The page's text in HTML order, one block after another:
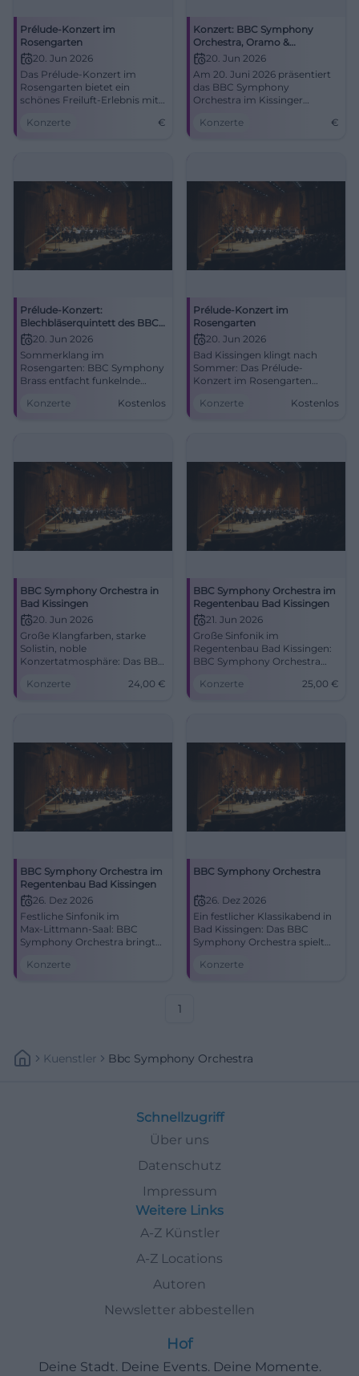
Prélude-Konzert im
Rosengarten
20. Jun 2026
Das Prélude-Konzert im
Rosengarten bietet ein
schönes Freiluft-Erlebnis mit
Orchestra. Eintritt frei.
Konzerte €
Konzert: BBC Symphony
Orchestra, Oramo &
Batiashvili
20. Jun 2026
Am 20. Juni 2026 präsentiert
das BBC Symphony
Orchestra im Kissinger
Konzert.
Konzerte €
Prélude-Konzert:
Blechbläserquintett des BBC
Symphony Orchestra
20. Jun 2026
Sommerklang im
Rosengarten: BBC Symphony
Brass entfacht funkelnde
Choräle. 20.06.2026, 18:00
Konzerte Kostenlos
Prélude-Konzert im
Rosengarten
20. Jun 2026
Bad Kissingen klingt nach
Sommer: Das Prélude-
Konzert im Rosengarten
Festivalgefühl zusammen.
Konzerte Kostenlos
BBC Symphony Orchestra in
Bad Kissingen
20. Jun 2026
Große Klangfarben, starke
Solistin, noble
Konzertatmosphäre: Das BBC
nach Bad Kissingen.
Konzerte 24,00 €
BBC Symphony Orchestra im
Regentenbau Bad Kissingen
21. Jun 2026
Große Sinfonik im
Regentenbau Bad Kissingen:
BBC Symphony Orchestra
21.06.2026, 19:30 Uhr, Tickets
Konzerte 25,00 €
BBC Symphony Orchestra im
Regentenbau Bad Kissingen
26. Dez 2026
Festliche Sinfonik im
Max‑Littmann‑Saal: BBC
Symphony Orchestra bringt
Samstag, 26.12.2026, Uhrzeit
Konzerte
BBC Symphony Orchestra
26. Dez 2026
Ein festlicher Klassikabend in
Bad Kissingen: Das BBC
Symphony Orchestra spielt
Saal. Großes Orchester, große
Konzerte
1
Kuenstler Bbc Symphony Orchestra
Schnellzugriff
Über uns
Datenschutz
Impressum
Weitere Links
A-Z Künstler
A-Z Locations
Autoren
Newsletter abbestellen
Hof
Deine Stadt. Deine Events. Deine Momente.